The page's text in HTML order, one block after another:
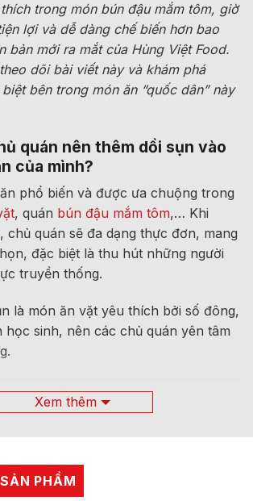
trong món bún đậu mắm tôm, giờ
lợi và dễ dàng chế biến hơn bao
bản mới ra mắt của Hùng Việt Food.
dõi bài viết này và khám phá
bên trong món ăn “quốc dân” này
quán nên thêm dồi sụn vào
của mình?
phổ biến và được ưa chuộng trong
, quán bún đậu mắm tôm,… Khi
chủ quán sẽ đa dạng thực đơn, mang
đặc biệt là thu hút những người
truyền thống.
là món ăn vặt yêu thích bởi số đông,
học sinh, nên các chủ quán yên tâm
Xem thêm
PHẨM